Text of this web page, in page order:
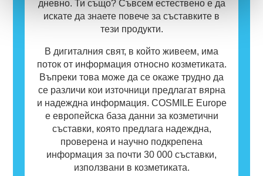
дневно. Ти също? Съвсем естествено е да
искате да знаете повече за съставките в
тези продукти.
В дигиталния свят, в който живеем, има
поток от информация относно козметиката.
Въпреки това може да се окаже трудно да
се различи кои източници предлагат вярна
и надеждна информация. COSMILE Europe
е европейска база данни за козметични
съставки, която предлага надеждна,
проверена и научно подкрепена
информация за почти 30 000 съставки,
използвани в козметиката.